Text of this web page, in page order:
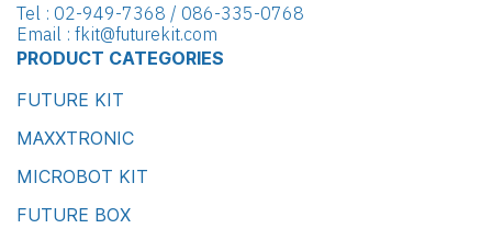
Tel : 02-949-7368 / 086-335-0768
Email : fkit@futurekit.com
PRODUCT CATEGORIES
FUTURE KIT
MAXXTRONIC
MICROBOT KIT
FUTURE BOX